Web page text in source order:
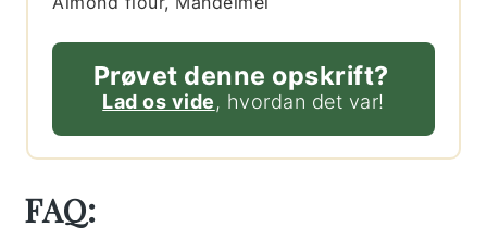
Prøvet denne opskrift?
Lad os vide, hvordan det var!
FAQ: